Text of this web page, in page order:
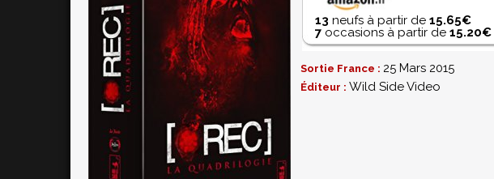
13 neufs à partir de 15.65€
7 occasions à partir de 15.20€
Sortie France : 25 Mars 2015
Éditeur : Wild Side Video